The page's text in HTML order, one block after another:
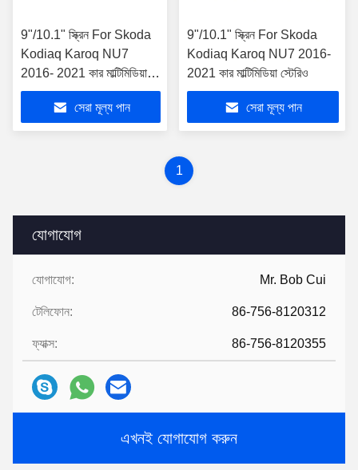
যোগাযোগ
যোগাযোগ: Mr. Bob Cui
টেলিফোন: 86-756-8120312
ফ্যাক্স: 86-756-8120355
এখনই যোগাযোগ করুন
9"/10.1" স্ক্রিন For Skoda
Kodiaq Karoq NU7
2016- 2021 কার মাল্টিমিডিয়া
স্টেরিও
সেরা মূল্য পান
9"/10.1" স্ক্রিন For Skoda
Kodiaq Karoq NU7 2016-
2021 কার মাল্টিমিডিয়া স্টেরিও
সেরা মূল্য পান
1